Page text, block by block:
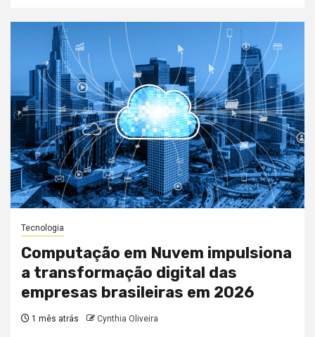
Tecnologia
Computação em Nuvem impulsiona
a transformação digital das
empresas brasileiras em 2026
1 mês atrás Cynthia Oliveira